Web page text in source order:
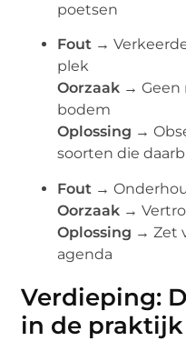
poetsen
Fout →
plek
Oorzaak →
bodem
Oplossing →
soorten die
Fout →
Oorzaak →
Oplossing → Zet
agenda
Verdieping:
in de praktijk